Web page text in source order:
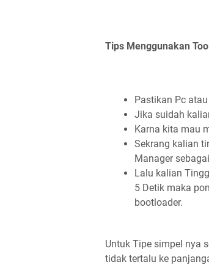
Tips Menggunakan
Pastikan Pc
Jika suidah
Karna kita mau
Sekrang kalian
Manager
Lalu kalian
5 Detik maka
bootloader.
Untuk Tipe simpel nya
tidak tertalu ke